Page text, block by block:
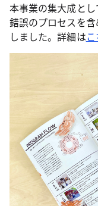
本事業の集大成と
錯誤のプロセスを
しました。詳細は